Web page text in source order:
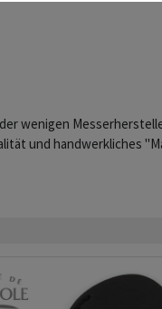
wenigen
und handwerkliches